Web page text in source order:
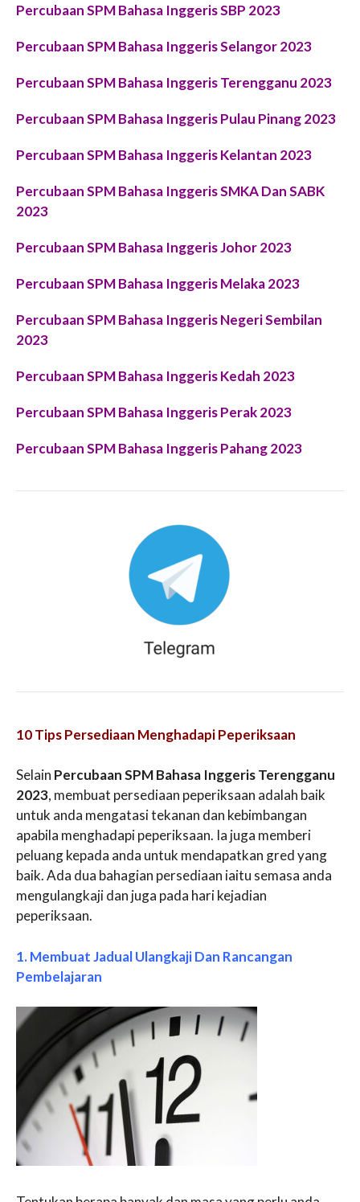
Percubaan SPM Bahasa Inggeris SBP 2023
Percubaan SPM Bahasa Inggeris Selangor 2023
Percubaan SPM Bahasa Inggeris Terengganu 2023
Percubaan SPM Bahasa Inggeris Pulau Pinang 2023
Percubaan SPM Bahasa Inggeris Kelantan 2023
Percubaan SPM Bahasa Inggeris SMKA Dan SABK
2023
Percubaan SPM Bahasa Inggeris Johor 2023
Percubaan SPM Bahasa Inggeris Melaka 2023
Percubaan SPM Bahasa Inggeris Negeri Sembilan
2023
Percubaan SPM Bahasa Inggeris Kedah 2023
Percubaan SPM Bahasa Inggeris Perak 2023
Percubaan SPM Bahasa Inggeris Pahang 2023
10 Tips Persediaan Menghadapi Peperiksaan
Selain Percubaan SPM Bahasa Inggeris Terengganu
2023, membuat persediaan peperiksaan adalah baik
untuk anda mengatasi tekanan dan kebimbangan
apabila menghadapi peperiksaan. Ia juga memberi
peluang kepada anda untuk mendapatkan gred yang
baik. Ada dua bahagian persediaan iaitu semasa anda
mengulangkaji dan juga pada hari kejadian
peperiksaan.
1. Membuat Jadual Ulangkaji Dan Rancangan
Pembelajaran